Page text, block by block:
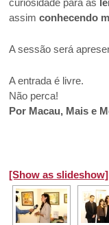
assimconhecendo
A sessão será
A entrada é livre.
Não perca!
Por Macau, Mais e
[Show as slideshow]